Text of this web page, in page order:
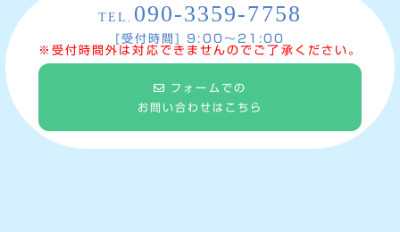
TEL. 090-3359-7758
[受付時間] 9:00〜21:00
※受付時間外は対応できませんのでご了承ください。
フォームでの
お問い合わせはこちら